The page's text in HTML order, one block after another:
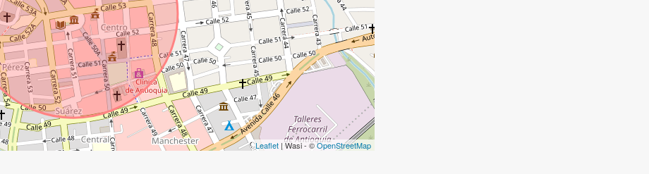
Leaflet | Wasi - ©OpenStreetMap